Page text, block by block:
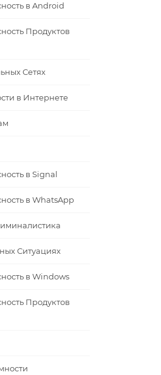
в Android
Продуктов
Сетях
в Интернете
в Signal
в WhatsApp
Ситуациях
в Windows
Продуктов